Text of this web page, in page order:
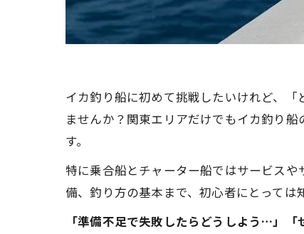
イカ釣り船に初めて挑戦したいけれど、
ませんか？関東エリアだけでもイカ釣り
す。
特に乗合船とチャーター船ではサービス
備、釣り方の基本まで、初心者にとっては
「準備不足で失敗したらどうしよう…」「